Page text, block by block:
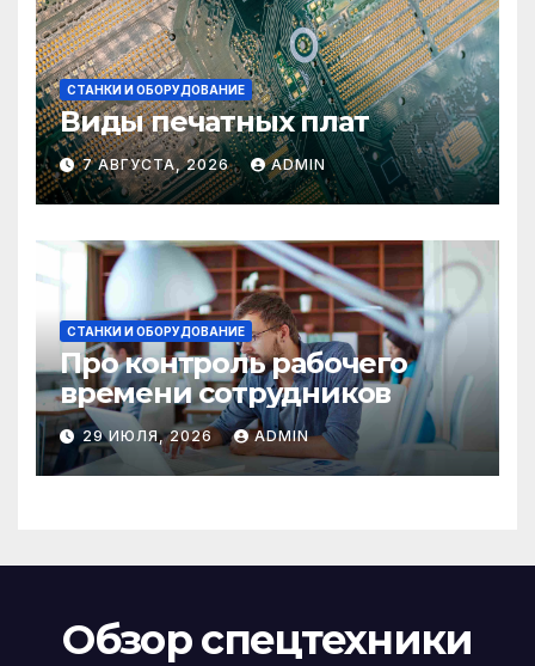
СТАНКИ И ОБОРУДОВАНИЕ
Виды печатных плат
7 АВГУСТА, 2026 ADMIN
СТАНКИ И ОБОРУДОВАНИЕ
Про контроль рабочего
времени сотрудников
29 ИЮЛЯ, 2026 ADMIN
Обзор спецтехники